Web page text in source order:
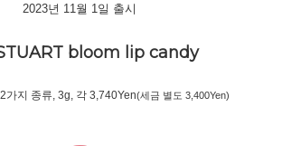
2023년 11월 1일 출시
bloom lip candy
가지 종류, 3g, 각 3,740Yen(세금 별도 3,400Yen)